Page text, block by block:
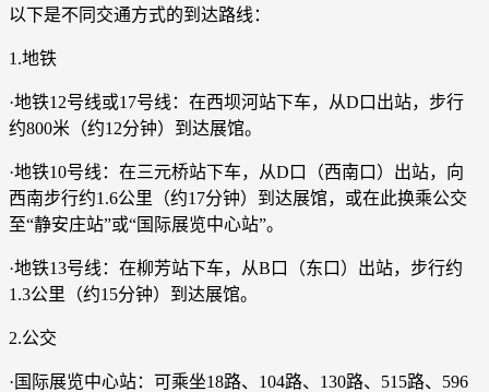
以下是不同交通方式的到达路线：
1.地铁
·地铁12号线或17号线：在西坝河站下车，从D口出站，步行
约800米（约12分钟）到达展馆。
·地铁10号线：在三元桥站下车，从D口（西南口）出站，向
西南步行约1.6公里（约17分钟）到达展馆，或在此换乘公交
至“静安庄站”或“国际展览中心站”。
·地铁13号线：在柳芳站下车，从B口（东口）出站，步行约
1.3公里（约15分钟）到达展馆。
2.公交
·国际展览中心站：可乘坐18路、104路、130路、515路、596